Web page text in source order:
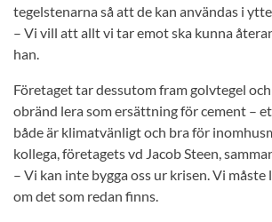
tegelstenarna så att de kan användas i
– Vi vill att allt vi tar emot ska kunna
han.
Företaget tar dessutom fram golvtegel
obränd lera som ersättning för cement –
både är klimatvänligt och bra för
kollega, företagets vd Jacob Steen,
– Vi kan inte bygga oss ur krisen. Vi måste
om det som redan finns.